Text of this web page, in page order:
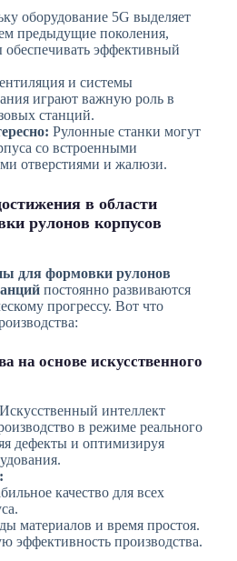
оборудование 5G выделяет
предыдущие поколения,
эффективный
и системы
играют важную роль в
станций.
Рулонные станки могут
со встроенными
отверстиями и жалюзи.
в области
рулонов корпусов
для формовки рулонов
постоянно развиваются
прогрессу. Вот что
на основе искусственного
Искусственный интеллект
в режиме реального
дефекты и оптимизируя
качество для всех
материалов и время простоя.
эффективность производства.